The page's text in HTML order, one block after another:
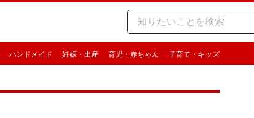
ハンドメイド 妊娠・出産 育児・赤ちゃん 子育て・キッズ